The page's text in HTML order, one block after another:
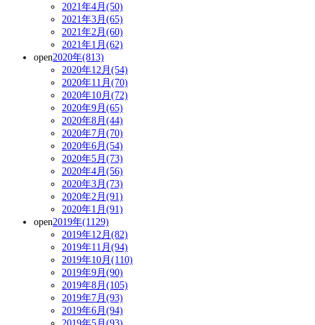
2021年4月(50)
2021年3月(65)
2021年2月(60)
2021年1月(62)
open2020年(813)
2020年12月(54)
2020年11月(70)
2020年10月(72)
2020年9月(65)
2020年8月(44)
2020年7月(70)
2020年6月(54)
2020年5月(73)
2020年4月(56)
2020年3月(73)
2020年2月(91)
2020年1月(91)
open2019年(1129)
2019年12月(82)
2019年11月(94)
2019年10月(110)
2019年9月(90)
2019年8月(105)
2019年7月(93)
2019年6月(94)